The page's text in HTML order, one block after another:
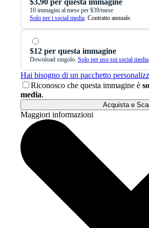
10 immagini al mese per $39/mese
Solo per i social media . Contratto annuale.
$12 per questa immagine
Download singolo. Solo per uso sui social media
Hai bisogno di un pacchetto
Riconosco che questa immagine è
media.
Acquista e
Maggiori informazioni